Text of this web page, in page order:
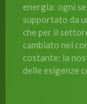
energia: ogni
supportato da
che per il
cambiato nel
costante: la
delle esigenze